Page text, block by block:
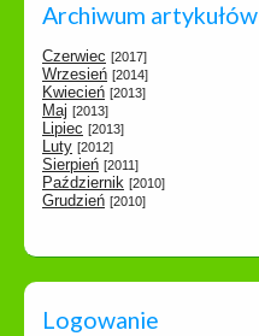
Archiwum artykułów
Czerwiec [2017]
Wrzesień [2014]
Kwiecień [2013]
Maj [2013]
Lipiec [2013]
Luty [2012]
Sierpień [2011]
Październik [2010]
Grudzień [2010]
Logowanie